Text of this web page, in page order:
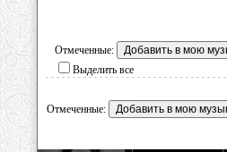
Отмеченные:
Выделить все
Отмеченные: